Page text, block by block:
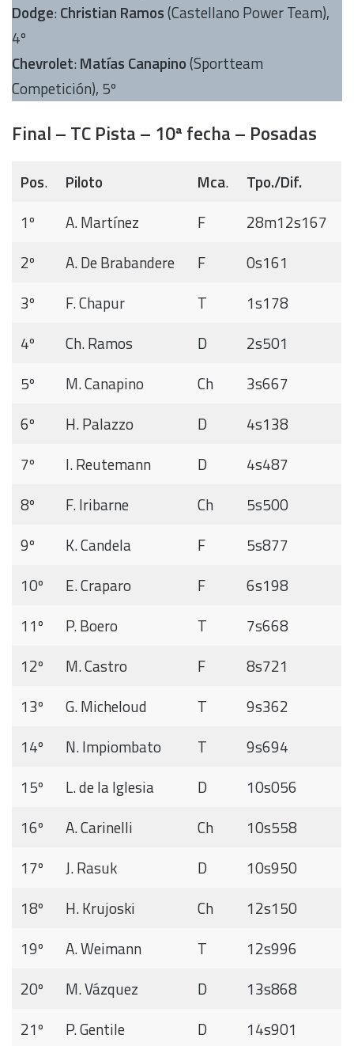
Dodge: Christian Ramos(Castellano Power Team),
4º
Chevrolet: Matías Canapino(Sportteam
Competición), 5º
Final – TC Pista – 10ª fecha – Posadas
Pos. Piloto Mca.
Tpo./Dif.
1º
A. Martínez F
28m12s167
2º
A. De Brabandere F
0s161
3º
F. Chapur T
1s178
4º
Ch. Ramos D
2s501
5º
M. Canapino Ch
3s667
6º
H. Palazzo D
4s138
7º
I. Reutemann D
4s487
8º
F. Iribarne Ch
5s500
9º
K. Candela F
5s877
10º
E. Craparo F
6s198
11º
P. Boero T
7s668
12º
M. Castro F
8s721
13º
G. Micheloud T
9s362
14º
N. Impiombato T
9s694
15º
L. de la Iglesia D
10s056
16º
A. Carinelli Ch
10s558
17º
J. Rasuk D
10s950
18º
H. Krujoski Ch
12s150
19º
A. Weimann T
12s996
20º
M. Vázquez D
13s868
21º
P. Gentile D 14s901